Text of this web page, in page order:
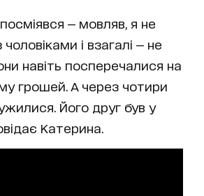
— мовляв, я не
і взагалі — не
навіть посперечалися на
грошей. А через чотири
Його друг був у
Катерина.